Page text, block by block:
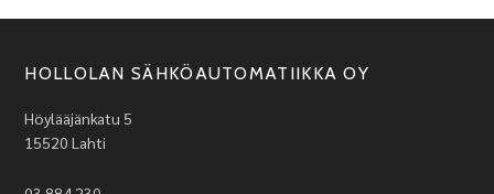
HOLLOLAN SÄHKÖAUTOMATIIKKA OY
Höylääjänkatu 5
15520 Lahti